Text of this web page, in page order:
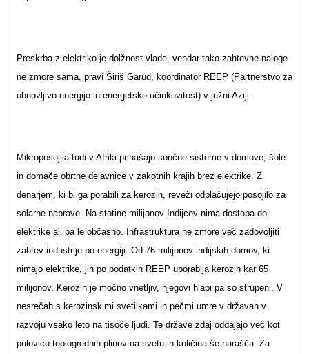
Preskrba z elektriko je dolžnost vlade, vendar tako zahtevne naloge
ne zmore sama, pravi Širiš Garud, koordinator REEP (Partnerstvo za
obnovljivo energijo in energetsko učinkovitost) v južni Aziji.
Mikroposojila tudi v Afriki prinašajo sončne sisteme v domove, šole
in domače obrtne delavnice v zakotnih krajih brez elektrike. Z
denarjem, ki bi ga porabili za kerozin, reveži odplačujejo posojilo za
solarne naprave. Na stotine milijonov Indijcev nima dostopa do
elektrike ali pa le občasno. Infrastruktura ne zmore več zadovoljiti
zahtev industrije po energiji. Od 76 milijonov indijskih domov, ki
nimajo elektrike, jih po podatkih REEP uporablja kerozin kar 65
milijonov. Kerozin je močno vnetljiv, njegovi hlapi pa so strupeni. V
nesrečah s kerozinskimi svetilkami in pečmi umre v državah v
razvoju vsako leto na tisoče ljudi. Te države zdaj oddajajo več kot
polovico toplogrednih plinov na svetu in količina še narašča. Za